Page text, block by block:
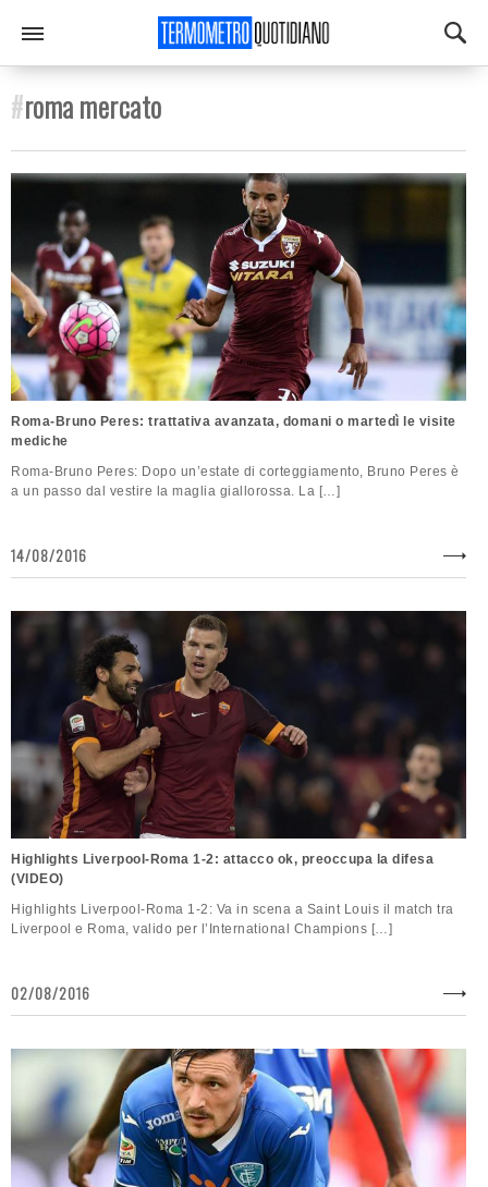
#roma mercato
Roma-Bruno Peres: trattativa avanzata, domani o martedì le visite
mediche
Roma-Bruno Peres: Dopo un’estate di corteggiamento, Bruno Peres è
a un passo dal vestire la maglia giallorossa. La […]
14/08/2016
Highlights Liverpool-Roma 1-2: attacco ok, preoccupa la difesa
(VIDEO)
Highlights Liverpool-Roma 1-2: Va in scena a Saint Louis il match tra
Liverpool e Roma, valido per l’International Champions […]
02/08/2016